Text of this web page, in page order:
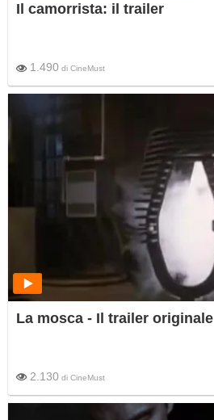
Il camorrista: il trailer
1.490 di CineMust
La mosca - Il trailer originale
2.130 di CineMust